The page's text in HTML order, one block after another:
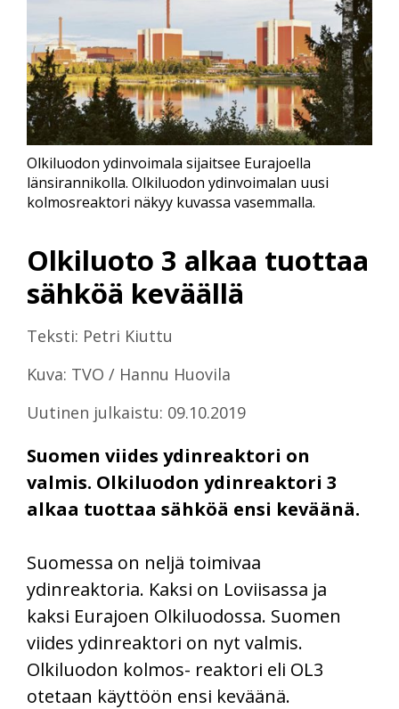
Olkiluoto 3 alkaa tuottaa
sähköä keväällä
Teksti: Petri Kiuttu
Kuva: TVO / Hannu Huovila
Uutinen julkaistu: 09.10.2019
Suomen viides ydinreaktori on
valmis. Olkiluodon ydinreaktori 3
alkaa tuottaa sähköä ensi keväänä.
Olkiluodon ydinvoimala sijaitsee Eurajoella
länsirannikolla. Olkiluodon ydinvoimalan uusi
kolmosreaktori näkyy kuvassa vasemmalla.
Suomessa on neljä toimivaa
ydinreaktoria. Kaksi on Loviisassa ja
kaksi Eurajoen Olkiluodossa. Suomen
viides ydinreaktori on nyt valmis.
Olkiluodon kolmos- reaktori eli OL3
otetaan käyttöön ensi keväänä.